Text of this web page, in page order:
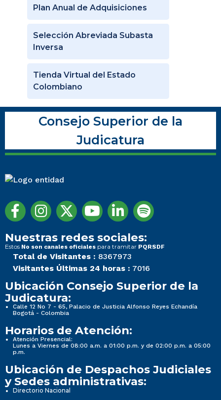
Plan Anual de Adquisiciones
Selección Abreviada Subasta
Inversa
Tienda Virtual del Estado
Colombiano
Consejo Superior de la
Judicatura
Nuestras redes sociales:
Estos No son canales oficiales para tramitar PQRSDF
Total de Visitantes : 8367973
Visitantes Últimas 24 horas : 7016
Ubicación Consejo Superior de la
Judicatura:
Calle 12 No 7 - 65, Palacio de Justicia Alfonso Reyes Echandía
Bogotá - Colombia
Horarios de Atención:
Atención Presencial:
Lunes a Viernes de 08:00 a.m. a 01:00 p.m. y de 02:00 p.m. a 05:00
p.m.
Ubicación de Despachos Judiciales
y Sedes administrativas:
Directorio Nacional